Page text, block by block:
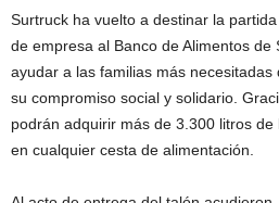
Surtruck ha vuelto a destinar la
de empresa al Banco de Alimentos de
ayudar a las familias más
su compromiso social y solidario.
podrán adquirir más de 3.300 litros
en cualquier cesta de alimentación.